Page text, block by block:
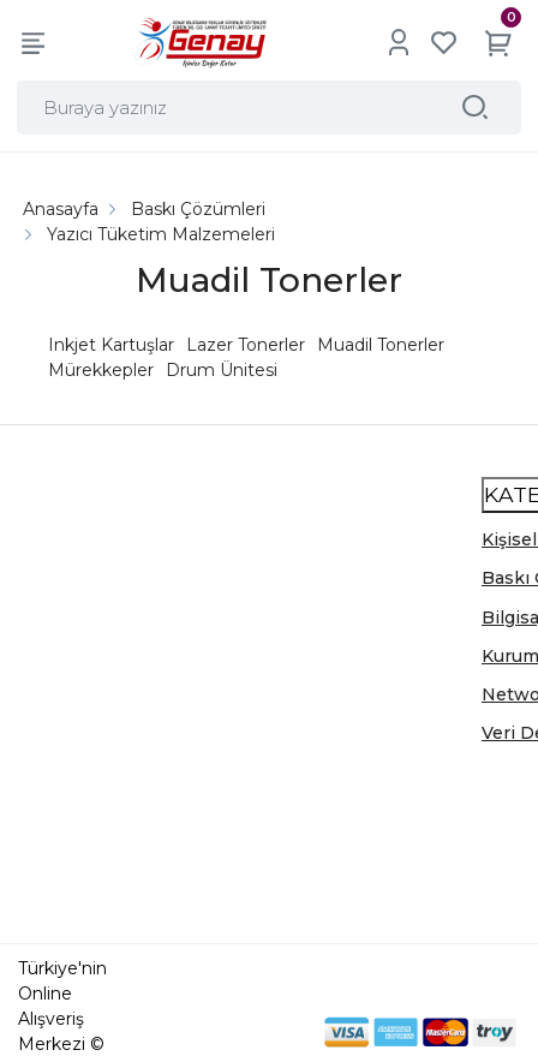
0
Muadil Tonerler
Anasayfa
Baskı Çözümleri
Yazıcı Tüketim Malzemeleri
Inkjet Kartuşlar Lazer Tonerler
Muadil Tonerler
Mürekkepler
Drum Ünitesi
Veri
Türkiye'nin
Online
Alışveriş
Merkezi ©